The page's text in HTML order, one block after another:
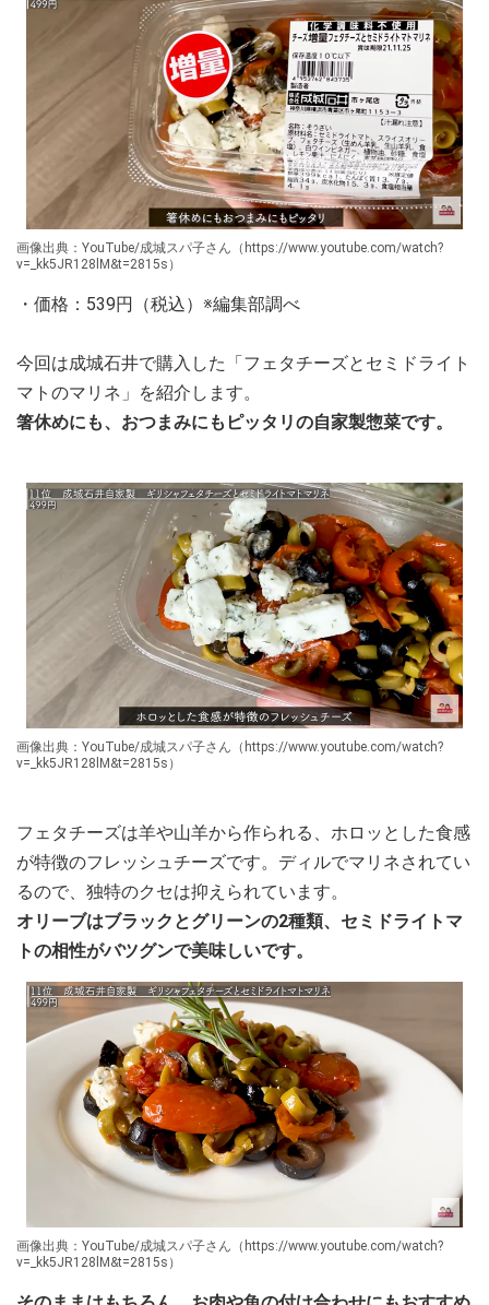
画像出典：YouTube/成城スパ子さん（https://www.youtube.com/watch?
v=_kk5JR128lM&t=2815s）
・価格：539円（税込）※編集部調べ
今回は成城石井で購入した「フェタチーズとセミドライト
マトのマリネ」を紹介します。
箸休めにも、おつまみにもピッタリの自家製惣菜です。
画像出典：YouTube/成城スパ子さん（https://www.youtube.com/watch?
v=_kk5JR128lM&t=2815s）
フェタチーズは羊や山羊から作られる、ホロッとした食感
が特徴のフレッシュチーズです。ディルでマリネされてい
るので、独特のクセは抑えられています。
オリーブはブラックとグリーンの2種類、セミドライトマ
トの相性がバツグンで美味しいです。
画像出典：YouTube/成城スパ子さん（https://www.youtube.com/watch?
v=_kk5JR128lM&t=2815s）